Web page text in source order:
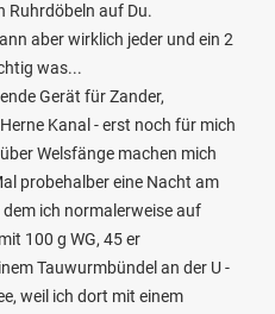
Ruhrdöbeln auf Du.
aber wirklich jeder und ein 2
was...
Gerät für Zander,
Kanal - erst noch für mich
Welsfänge machen mich
probehalber eine Nacht am
ich normalerweise auf
100 g WG, 45 er
Tauwurmbündel an der U -
weil ich dort mit einem